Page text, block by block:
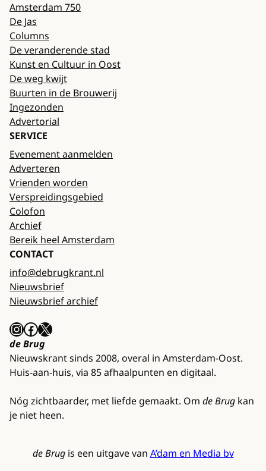
Amsterdam 750
De Jas
Columns
De veranderende stad
Kunst en Cultuur in Oost
De weg kwijt
Buurten in de Brouwerij
Ingezonden
Advertorial
SERVICE
Evenement aanmelden
Adverteren
Vrienden worden
Verspreidingsgebied
Colofon
Archief
Bereik heel Amsterdam
CONTACT
info@debrugkrant.nl
Nieuwsbrief
Nieuwsbrief archief
InstagramFacebook X
de Brug
Nieuwskrant sinds 2008, overal in Amsterdam-Oost.
Huis-aan-huis, via 85 afhaalpunten en digitaal.
Nóg zichtbaarder, met liefde gemaakt. Om de Brug kan
je niet heen.
de Brug is een uitgave van A’dam en Media bv